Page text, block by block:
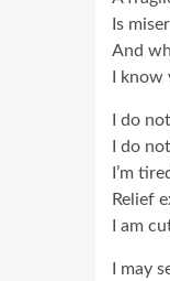
Is
And
I know
I do
I do
I’m
Relief
I am
I may